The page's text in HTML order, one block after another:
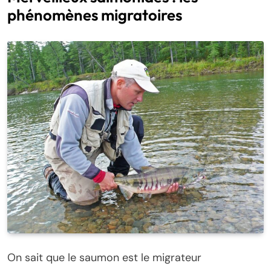
phénomènes migratoires
On sait que le saumon est le migrateur